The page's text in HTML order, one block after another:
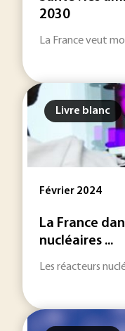
2030
La France veut
Livre blanc
Février 2024
La France
nucléaires ...
Les réacteurs